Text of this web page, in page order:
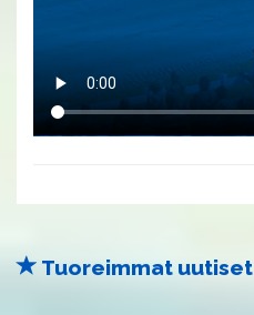
Tuoreimmat uutiset